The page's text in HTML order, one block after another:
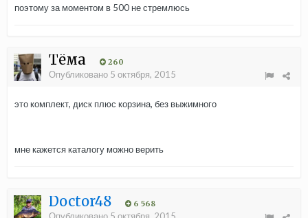
поэтому за моментом в 500 не стремлюсь
Тёма 260
Опубликовано 5 октября, 2015
это комплект, диск плюс корзина, без выжимного
мне кажется каталогу можно верить
Doctor48 6 568
Опубликовано 5 октября, 2015